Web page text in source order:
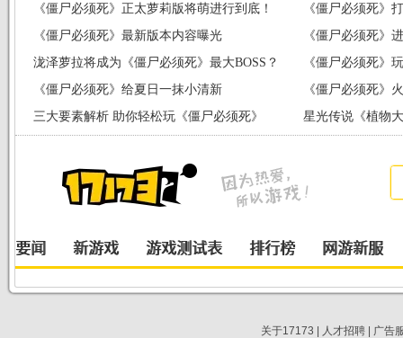
《僵尸必须死》正太萝莉版将萌进行到底！
《僵尸必须死》
《僵尸必须死》最新版本内容曝光
《僵尸必须死》
泷泽萝拉将成为《僵尸必须死》最大BOSS？
《僵尸必须死》
《僵尸必须死》给夏日一抹小清新
《僵尸必须死》
三大要素解析 助你轻松玩《僵尸必须死》
星光传说《植物
关于17173 人才招聘|
广告